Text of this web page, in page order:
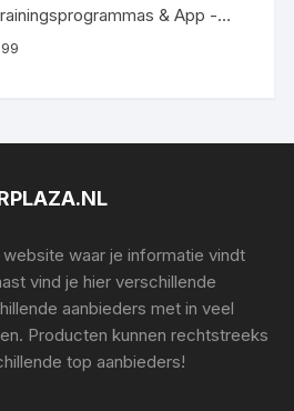
& App -
Roeiapparaat met 16
waar je informatie vindt
vind je hier verschillende
aanbieders met in veel
Producten kunnen rechtstreeks
top aanbieders!